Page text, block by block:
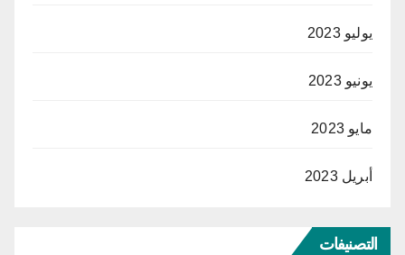
يوليو 2023
يونيو 2023
مايو 2023
أبريل 2023
التصنيفات